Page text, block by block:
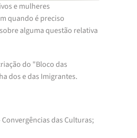
e mulheres
quando é preciso
alguma questão relativa
do "Bloco das
dos e das Imigrantes.
das Culturas;